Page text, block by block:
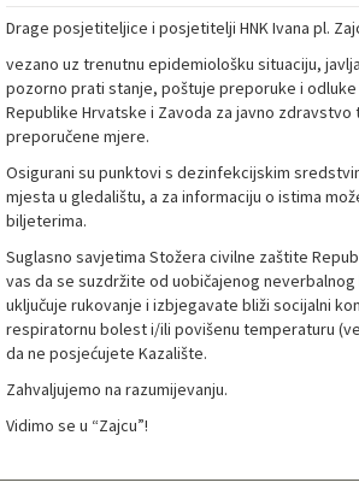
Drage posjetiteljice i posjetitelji HNK Ivana pl.
vezano uz trenutnu epidemiološku situaciju,
pozorno prati stanje, poštuje preporuke i odluke
Republike Hrvatske i Zavoda za javno zdravstvo
preporučene mjere.
Osigurani su punktovi s dezinfekcijskim
mjesta u gledalištu, a za informaciju o istima
biljeterima.
Suglasno savjetima Stožera civilne zaštite
vas da se suzdržite od uobičajenog
uključuje rukovanje i izbjegavate bliži socijalni
respiratornu bolest i/ili povišenu temperaturu
da ne posjećujete Kazalište.
Zahvaljujemo na razumijevanju.
Vidimo se u “Zajcu”!